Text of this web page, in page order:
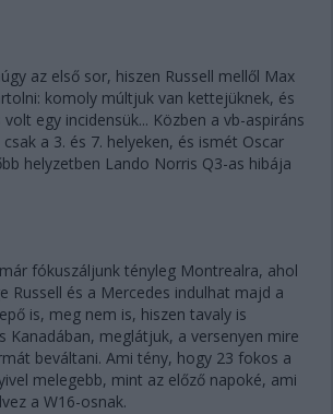
az első sor, hiszen Russell mellől Max
komoly múltjuk van kettejüknek, és
egy incidensük... Közben a vb-aspiráns
a 3. és 7. helyeken, és ismét Oscar
helyzetben Lando Norris Q3-as hibája
fókuszáljunk tényleg Montrealra, ahol
Russell és a Mercedes indulhat majd a
is, meg nem is, hiszen tavaly is
Kanadában, meglátjuk, a versenyen mire
beváltani. Ami tény, hogy 23 fokos a
melegebb, mint az előző napoké, ami
a W16-osnak.